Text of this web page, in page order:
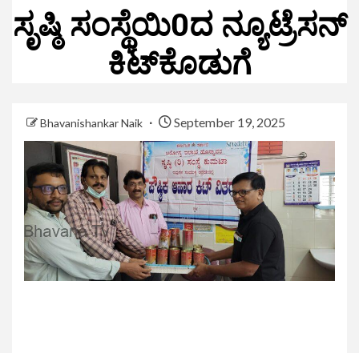
ಸೃಷ್ಠಿ ಸಂಸ್ಥೆಯಿ0ದ ನ್ಯೂಟ್ರೆಸನ್
ಕಿಟ್‌ಕೊಡುಗೆ
Bhavanishankar Naik September 19, 2025